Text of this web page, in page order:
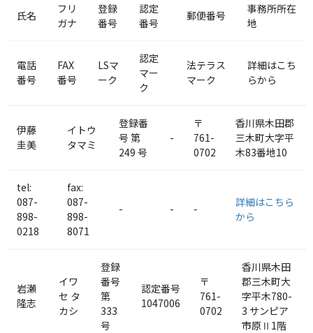
氏名
フリ
ガナ
登録
番号
認定
番号
郵便番号
事務所所在
地
電話
番号
FAX
番号
LSマ
ーク
認定
マー
ク
法テラス
マーク
詳細はこち
らから
伊藤
圭美
イトウ
タマミ
登録番
号 第
249 号
-
〒
761-
0702
香川県木田郡
三木町大字平
木83番地10
tel:
087-
898-
0218
fax:
087-
898-
8071
- - -
詳細はこちら
から
岩瀬
隆志
イワ
セ タ
カシ
登録
番号
第
333
号
認定番号
1047006
〒
761-
0702
香川県木田
郡三木町大
字平木780-
3 サンピア
市原Ⅱ1階